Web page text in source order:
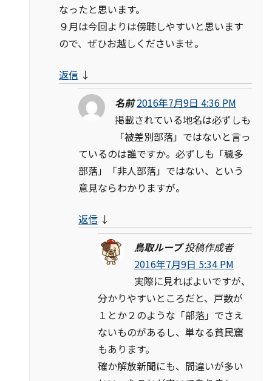
なったと思います。
９月は今回よりは傍聴しやすいと思います
ので、ぜひお越しくださいませ。
返信 ↓
名前 2016年7月9日 4:36 PM
掲載されている地名は必ずしも
「被差別部落」ではないと言っ
ているのは誰ですか。必ずしも「穢多
部落」「非人部落」ではない、という
意見ならわかりますが。
返信 ↓
鳥取ループ 投稿作成者
2016年7月9日 5:34 PM
実際に見ればよいですが、
分かりやすいところだと、戸数が
１とか２のような「部落」でさえ
ないものがあるし、単なる貧民窟
もあります。
確か解放新聞にも、間違いが多い